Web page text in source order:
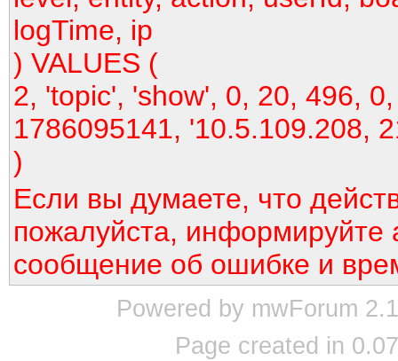
logTime, ip
) VALUES (
2, 'topic', 'show', 0, 20, 496,
1786095141, '10.5.109.208,
)
Если вы думаете, что
пожалуйста, информируйте
сообщение об ошибке и
Powered by mwForum
Page created in